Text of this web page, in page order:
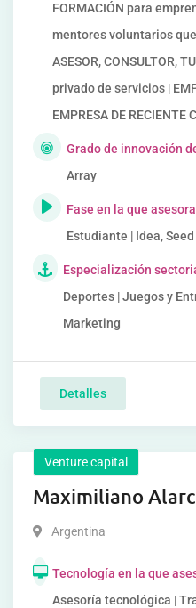
FORMACIÓN para
mentores voluntarios
ASESOR, CONSULTOR,
privado de servicios |
EMPRESA DE RECIENTE
Grado de innovación
Array
Fase en la que asesora
Estudiante | Idea,
Especialización
Deportes | Juegos y
Marketing
Detalles
Venture capital
Maximiliano
Argentina
Tecnología en la que
Asesoría tecnológica |